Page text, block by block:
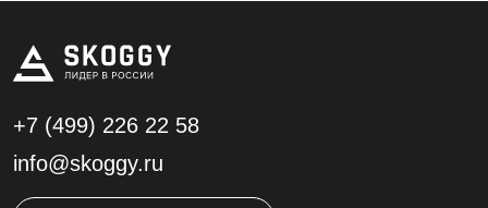
+7 (499) 226 22 58
info@skoggy.ru